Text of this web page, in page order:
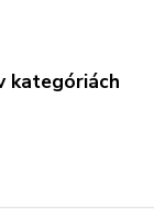
kategóriách